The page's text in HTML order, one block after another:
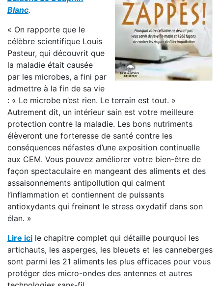
Blanc.
« On rapporte que le
célèbre scientifique Louis
Pasteur, qui découvrit que
la maladie était causée
par les microbes, a fini par
admettre à la fin de sa vie
: « Le microbe n’est rien. Le terrain est tout. »
Autrement dit, un intérieur sain est votre meilleure
protection contre la maladie. Les bons nutriments
élèveront une forteresse de santé contre les
conséquences néfastes d’une exposition continuelle
aux CEM. Vous pouvez améliorer votre bien-être de
façon spectaculaire en mangeant des aliments et des
assaisonnements antipollution qui calment
l’inflammation et contiennent de puissants
antioxydants qui freinent le stress oxydatif dans son
élan. »
Lire ici le chapitre complet qui détaille pourquoi les
artichauts, les asperges, les bleuets et les canneberges
sont parmi les 21 aliments les plus efficaces pour vous
protéger des micro-ondes des antennes et autres